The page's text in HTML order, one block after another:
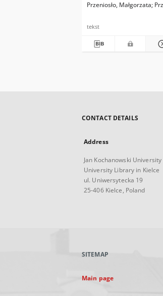
Przeniosło, Małgorzata
tekst
CONTACT DETAILS
Address
Jan Kochanowski
University Library in Kielce
ul. Uniwersytecka 19
25-406 Kielce, Poland
SITEMAP
Main page